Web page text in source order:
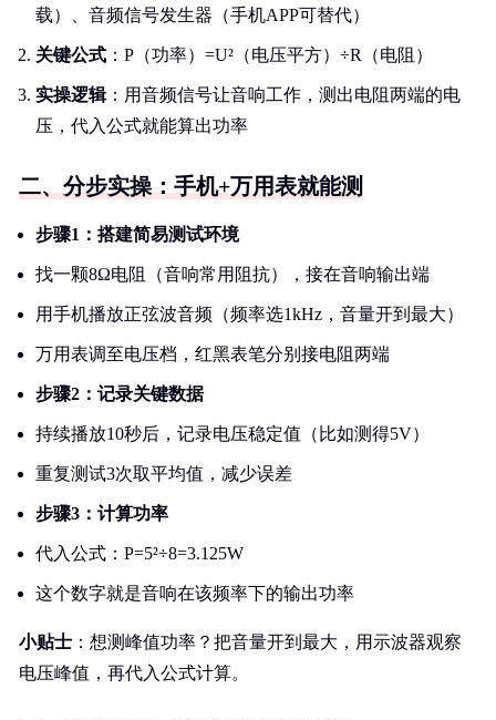
载）、音频信号发生器（手机APP可替代）
关键公式 ：P（功率）=U²（电压平方）÷R（电阻）
实操逻辑：用音频信号让音响工作，测出电阻两端的电
压，代入公式就能算出功率
二、分步实操：手机+万用表就能测
步骤1：搭建简易测试环境
找一颗8Ω电阻（音响常用阻抗），接在音响输出端
用手机播放正弦波音频（频率选1kHz，音量开到最大）
万用表调至电压档，红黑表笔分别接电阻两端
步骤2：记录关键数据
持续播放10秒后，记录电压稳定值（比如测得5V）
重复测试3次取平均值，减少误差
步骤3：计算功率
代入公式：P=5²÷8=3.125W
这个数字就是音响在该频率下的输出功率
小贴士 ：想测峰值功率？把音量开到最大，用示波器观察
电压峰值，再代入公式计算。